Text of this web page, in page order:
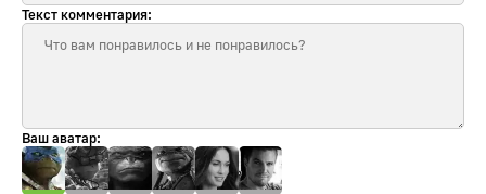
Текст комментария:
Ваш аватар: